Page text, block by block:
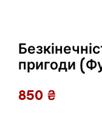
пригоди
850 ₴